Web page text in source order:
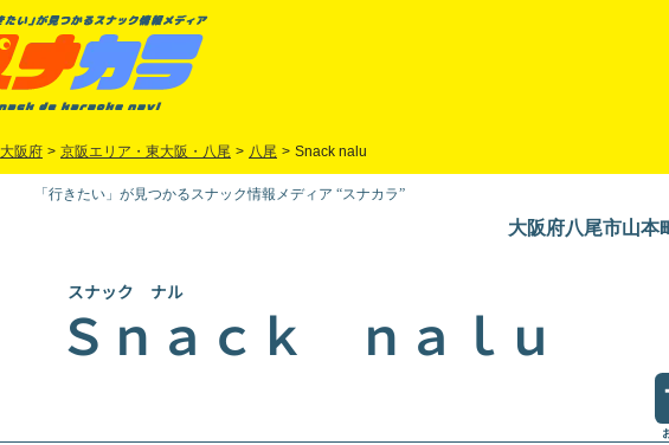
大阪府 > 京阪エリア・東大阪・八尾 > 八尾 > Snack nalu
「行きたい」が見つかるスナック情報メディア “スナカラ”
大阪府八尾市山本
スナック ナル
Ｓｎａｃｋ ｎａｌｕ